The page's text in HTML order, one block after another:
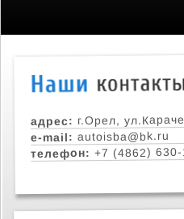
адрес: г.Орел,
e-mail: autoisba@bk.ru
телефон: +7 (4862) 630-